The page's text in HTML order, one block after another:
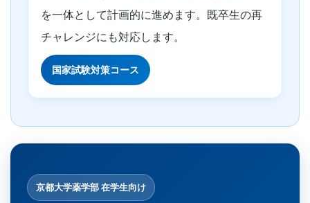
を一体として計画的に進めます。既卒生の再
チャレンジにも対応します。
国家試験対策コース
京都大学薬学部 在学生向け